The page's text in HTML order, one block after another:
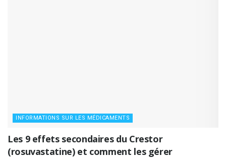
INFORMATIONS SUR LES MÉDICAMENTS
Les 9 effets secondaires du Crestor
(rosuvastatine) et comment les gérer